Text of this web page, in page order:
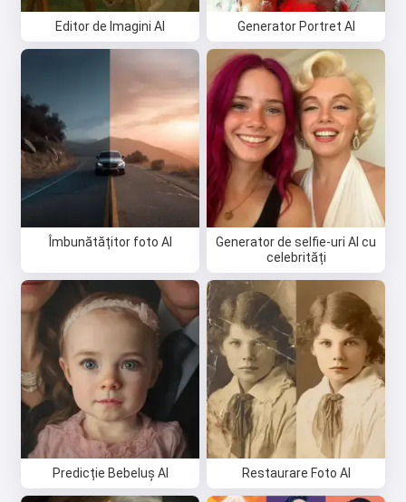
Editor de Imagini AI Generator Portret AI
Îmbunătățitor foto AI
Generator de selfie-uri AI cu
celebrități
Predicție Bebeluș AI Restaurare Foto AI